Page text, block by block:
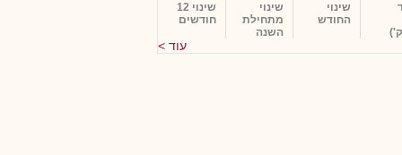
שינוי
החודש
שינוי
מתחילת
השנה
שינוי 12
חודשים
עוד